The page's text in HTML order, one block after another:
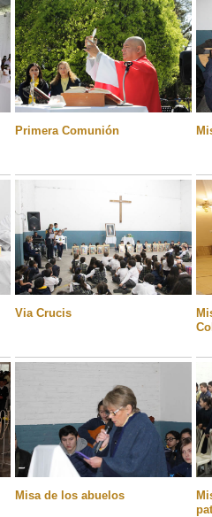
Primera Comunión
Via Crucis
Misa de los abuelos